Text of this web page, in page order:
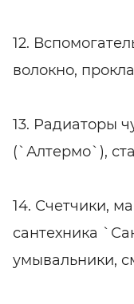
12.
волокно,
13. Радиаторы
(`Алтермо`),
14. Счетчики,
сантехника
умывальники,